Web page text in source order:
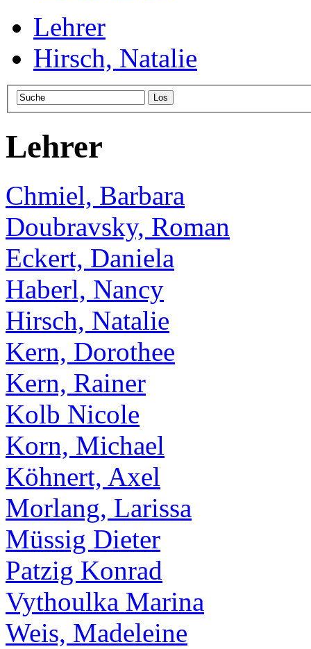
Lehrer
Hirsch, Natalie
Lehrer
Chmiel, Barbara
Doubravsky, Roman
Eckert, Daniela
Haberl, Nancy
Hirsch, Natalie
Kern, Dorothee
Kern, Rainer
Kolb Nicole
Korn, Michael
Köhnert, Axel
Morlang, Larissa
Müssig Dieter
Patzig Konrad
Vythoulka Marina
Weis, Madeleine